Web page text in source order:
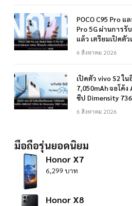
POCO C95 Pro แ
Pro 5G ผ่านการรั
แล้ว เตรียมเปิดตัว
6 สิงหาคม 2026
เปิดตัว vivo S2 ใ
7,050mAh จอโค้ง
ชิป Dimensity
6 สิงหาคม 2026
มือถือรุ่นยอดนิยม
Honor X7
6,299 บาท
Honor X8